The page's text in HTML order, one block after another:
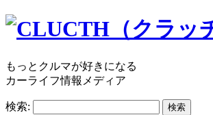
もっとクルマが好きになる
カーライフ情報メディア
検索: